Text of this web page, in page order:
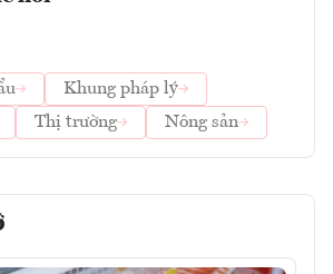
Khung pháp lý
Thị trường Nông sản